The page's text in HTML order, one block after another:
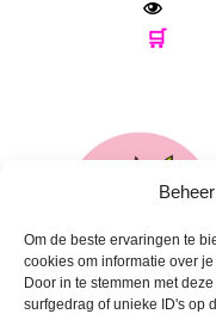
Om de beste ervaringen te
cookies om informatie over
Door in te stemmen met
surfgedrag of unieke ID's op
🛒